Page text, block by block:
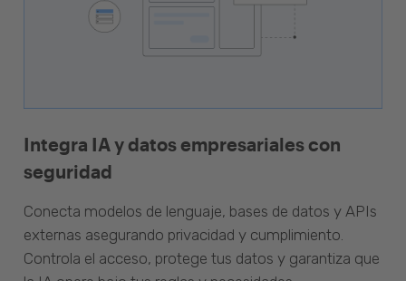
Integra IA y datos empresariales con
seguridad
Conecta modelos de lenguaje, bases de datos y APIs
externas asegurando privacidad y cumplimiento.
Controla el acceso, protege tus datos y garantiza que